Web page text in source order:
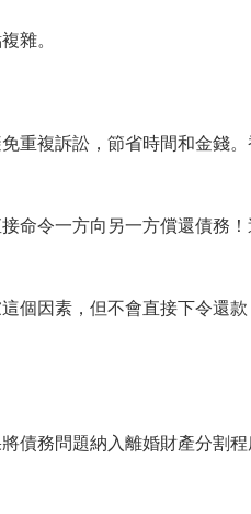
雜。
重複訴訟，節省時間和金錢
命令一方向另一方償還債務
個因素，但不會直接下令還
債務問題納入離婚財產分割